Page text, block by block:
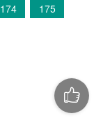
174
175